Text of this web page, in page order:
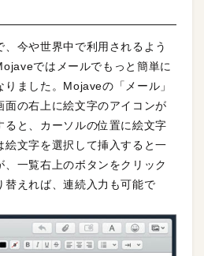
、今や世界中で利用されるよう
ではメールでもっと簡単に
ました。Mojaveの「メール」
面の右上に絵文字のアイコンが
ると、カーソルの位置に絵文字
絵文字を選択して挿入すると一
、一覧右上のボタンをクリック
替えれば、連続入力も可能で